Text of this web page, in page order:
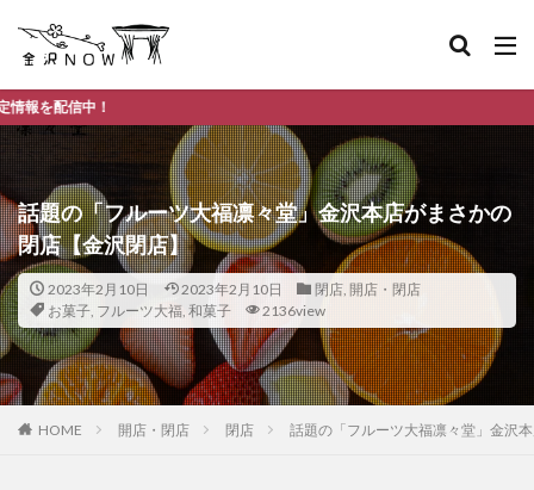
話題の「フルーツ大福凛々堂」金沢本店がまさかの
閉店【金沢閉店】
2023年2月10日 2023年2月10日 閉店, 開店・閉店
お菓子, フルーツ大福, 和菓子 2136view
HOME 開店・閉店 閉店 話題の「フルーツ大福凛々堂」金沢